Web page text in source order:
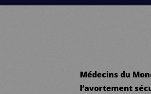
Médecins du
l’avortement